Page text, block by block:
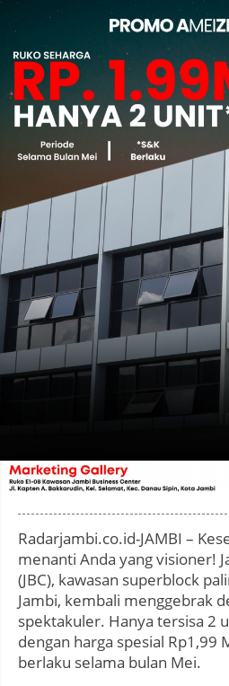
Radarjambi.co.id-JAMBI –
menanti Anda yang visioner!
(JBC), kawasan superblock
Jambi, kembali menggebrak
spektakuler. Hanya tersisa 2
dengan harga spesial
berlaku selama bulan Mei.